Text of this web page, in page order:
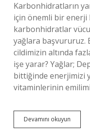
Karbonhidratların
için önemli bir enerji
karbonhidratlar
yağlara başvururuz.
cildimizin altında
işe yarar? Yağlar;
bittiğinde enerjimizi
vitaminlerinin
Devamını okuyun
Görevi